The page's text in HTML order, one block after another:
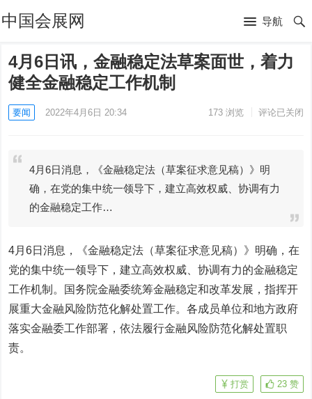
中国会展网 导航
4月6日讯，金融稳定法草案面世，着力
健全金融稳定工作机制
要闻 2022年4月6日 20:34 173浏览 评论已关闭
4月6日消息，《金融稳定法（草案征求意见稿）》明
确，在党的集中统一领导下，建立高效权威、协调有力
的金融稳定工作…
4月6日消息，《金融稳定法（草案征求意见稿）》明确，在
党的集中统一领导下，建立高效权威、协调有力的金融稳定
工作机制。国务院金融委统筹金融稳定和改革发展，指挥开
展重大金融风险防范化解处置工作。各成员单位和地方政府
落实金融委工作部署，依法履行金融风险防范化解处置职
责。
23 赞
打赏